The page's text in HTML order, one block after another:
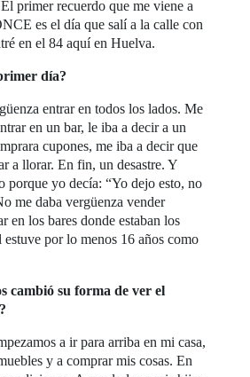
El primer recuerdo que me viene a
es el día que salí a la calle con
en el 84 aquí en Huelva.
día?
entrar en todos los lados. Me
en un bar, le iba a decir a un
cupones, me iba a decir que
a llorar. En fin, un desastre. Y
porque yo decía: “Yo dejo esto, no
me daba vergüenza vender
en los bares donde estaban los
por lo menos 16 años como
cambió su forma de ver el
a ir para arriba en mi casa,
y a comprar mis cosas. En